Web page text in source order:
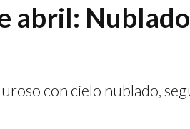
abril:
con cielo nublado,